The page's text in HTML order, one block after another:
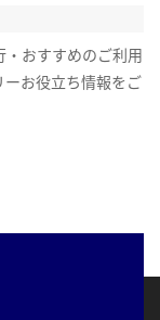
おすすめのご利用
お役立ち情報をご